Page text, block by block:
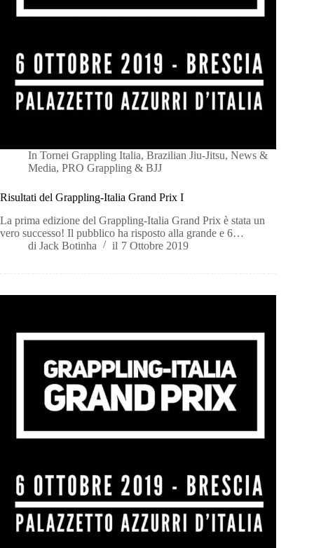
In Tornei Grappling Italia,Brazilian Jiu-Jitsu,News &
Media, PRO Grappling & BJJ
Risultati del Grappling-Italia Grand Prix I
La prima edizione del Grappling-Italia Grand Prix è stata un
vero successo! Il pubblico ha risposto alla grande e 6…
di Jack Botinha il 7 Ottobre 2019